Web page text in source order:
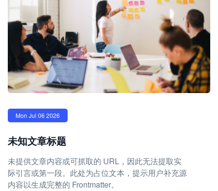
Mon Jul 06 2026
未知文章标题
未提供文章内容或可抓取的 URL，因此无法提取实
际引言或第一段。此处为占位文本，提示用户补充源
内容以生成完整的 Frontmatter。